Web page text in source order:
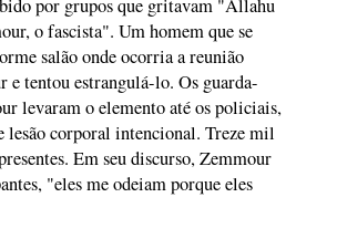
por grupos que gritavam "Allahu
o fascista". Um homem que se
salão onde ocorria a reunião
e tentou estrangulá-lo. Os guarda-
levaram o elemento até os policiais,
lesão corporal intencional. Treze mil
Em seu discurso, Zemmour
"eles me odeiam porque eles